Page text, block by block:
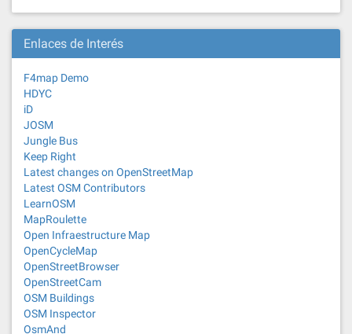
Enlaces de Interés
F4map Demo
HDYC
iD
JOSM
Jungle Bus
Keep Right
Latest changes on OpenStreetMap
Latest OSM Contributors
LearnOSM
MapRoulette
Open Infraestructure Map
OpenCycleMap
OpenStreetBrowser
OpenStreetCam
OSM Buildings
OSM Inspector
OsmAnd